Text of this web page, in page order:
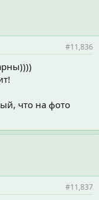
#11,836
что на фото
#11,837